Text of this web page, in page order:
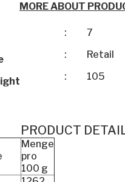
MORE ABOUT
: 7
: Retail
: 105
PRODUCT
Menge
pro
100 g